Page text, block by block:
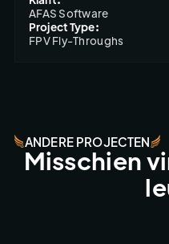
AFAS Software
Project Type:
FPV Fly-Throughs
ANDERE PROJECTEN
Misschien